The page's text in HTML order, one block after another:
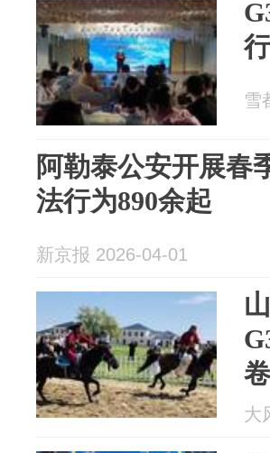
行
雪
阿勒泰公安开展春
法行为890余起
新京报 2026-04-01
大